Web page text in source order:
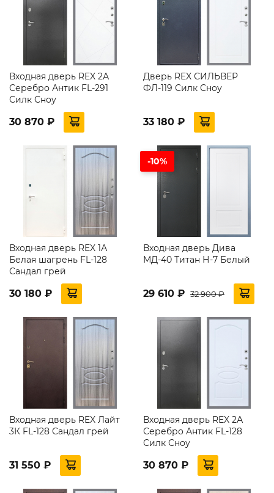
Входная дверь REX 2А
Серебро Антик FL-291
Силк Сноу
30 870 ₽
Дверь REX СИЛЬВЕР
ФЛ-119 Силк Сноу
33 180 ₽
Входная дверь REX 1А
Белая шагрень FL-128
Сандал грей
30 180 ₽
-10%
Входная дверь Дива
МД-40 Титан Н-7 Белый
29 610 ₽ 32 900 ₽
Входная дверь REX Лайт
3К FL-128 Сандал грей
31 550 ₽
Входная дверь REX 2А
Серебро Антик FL-128
Силк Сноу
30 870 ₽